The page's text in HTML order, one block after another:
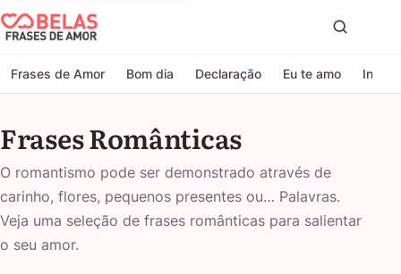
Belas Frases de Amor
Frases de Amor Bom dia Declaração Eu te amo
Frases Românticas
O romantismo pode ser demonstrado através de
carinho, flores, pequenos presentes ou… Palavras.
Veja uma seleção de frases românticas para salientar
o seu amor.